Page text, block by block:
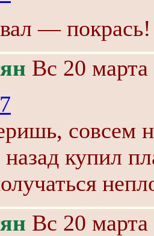
— покрась!
Вс 20
совсем
купил
Вс 20